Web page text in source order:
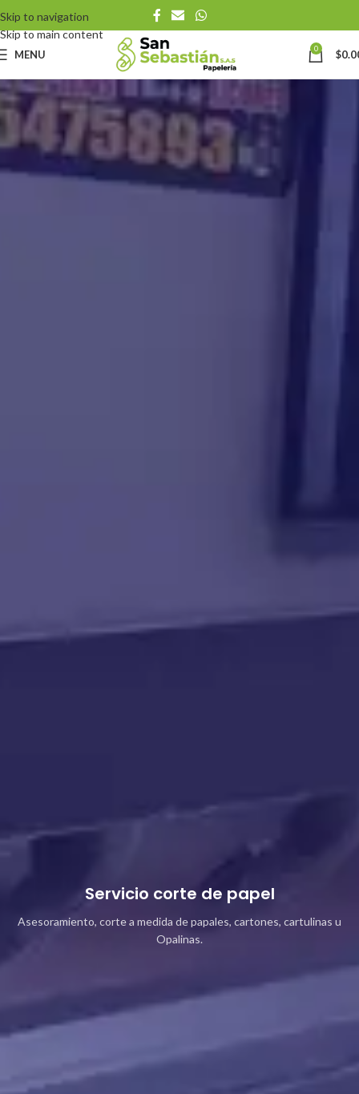
Skip to navigation
Skip to main content
MENU 0 $
Servicio corte de papel
Asesoramiento, corte a medida de papales, cartones, cartulinas u
Opalinas.